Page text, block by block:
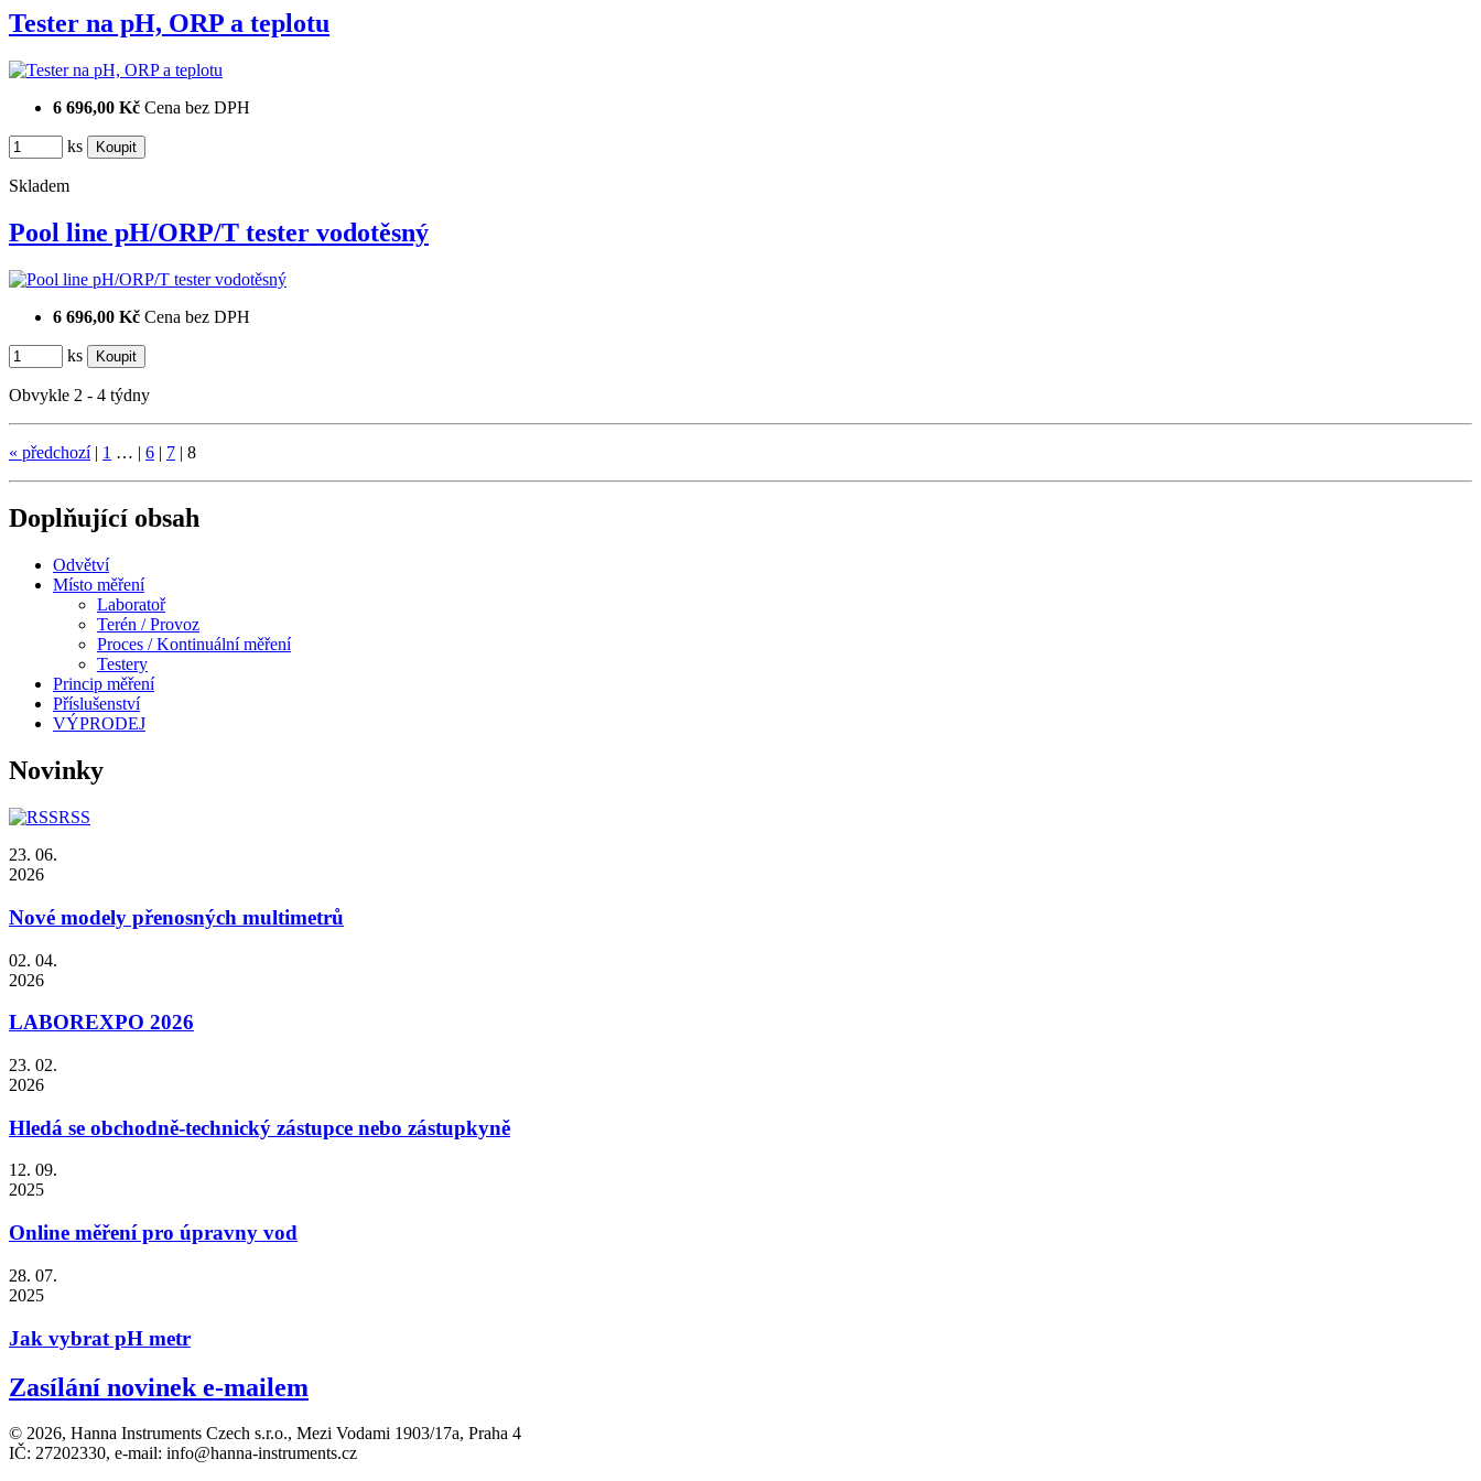
Tester na pH, ORP a teplotu
6 696,00 Kč Cena bez DPH
ks
Skladem
Pool line pH/ORP/T tester vodotěsný
6 696,00 Kč Cena bez DPH
ks
Obvykle 2 - 4 týdny
« předchozí | 1 … | 6 | 7 | 8
Doplňující obsah
Odvětví
Místo měření
Laboratoř
Terén / Provoz
Proces / Kontinuální měření
Testery
Princip měření
Příslušenství
VÝPRODEJ
Novinky
RSS
23. 06.
2026
Nové modely přenosných multimetrů
02. 04.
2026
LABOREXPO 2026
23. 02.
2026
Hledá se obchodně-technický zástupce nebo zástupkyně
12. 09.
2025
Online měření pro úpravny vod
28. 07.
2025
Jak vybrat pH metr
Zasílání novinek e-mailem
© 2026, Hanna Instruments Czech s.r.o., Mezi Vodami 1903/17a, Praha 4
IČ: 27202330, e-mail: info@hanna-instruments.cz